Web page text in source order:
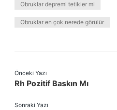
Obruklar depremi tetikler mi
Obruklar en çok nerede görülür
Önceki Yazı
Rh Pozitif Baskın Mı
Sonraki Yazı